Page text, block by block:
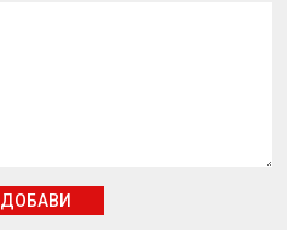
ДОБАВИ